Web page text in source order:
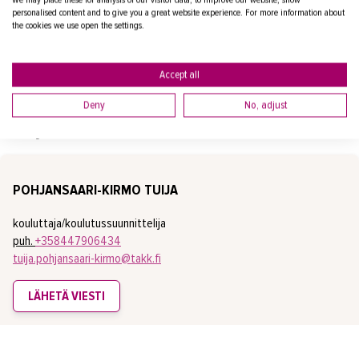
Voit tilata sähköpostiisi ilmoituksen, kun seuraava
koulutus julkaistaan.
POHJANSAARI-KIRMO TUIJA
kouluttaja/koulutussuunnittelija
puh. +358447906434
tuija.pohjansaari-kirmo@takk.fi
LÄHETÄ VIESTI
personalised content and to give you a great website experience. For more information about
the cookies we use open the settings.
Accept all
Deny No, adjust